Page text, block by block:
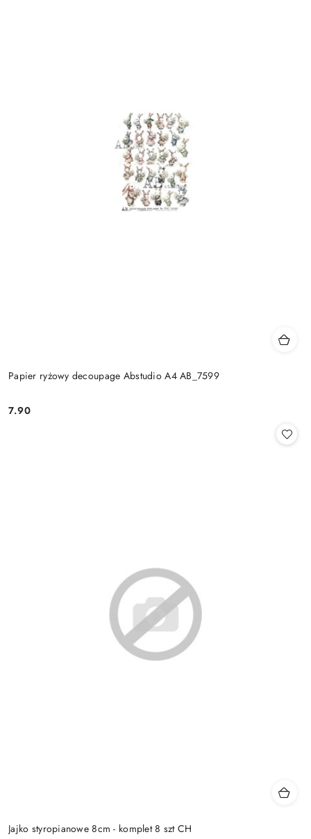
Papier ryżowy decoupage Abstudio A4 AB_7599
Cena:
7.90
Jajko styropianowe 8cm - komplet 8 szt CH